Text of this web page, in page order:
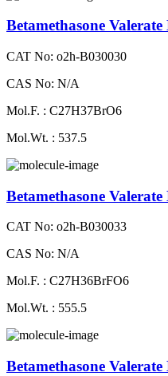
Betamethasone
CAT No: o2h-B030030
CAS No: N/A
Mol.F. : C27H37BrO6
Mol.Wt. : 537.5
Betamethasone
CAT No: o2h-B030033
CAS No: N/A
Mol.F. : C27H36BrFO6
Mol.Wt. : 555.5
Betamethasone